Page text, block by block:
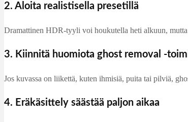
2. Aloita realistisella presetillä
Dramattinen HDR-tyyli voi houkutella heti alkuun, mutta
3. Kiinnitä huomiota ghost removal -
Jos kuvassa on liikettä, kuten ihmisiä, puita tai pilviä,
4. Eräkäsittely säästää paljon aikaa